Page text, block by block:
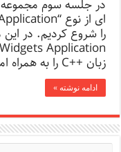
زبان ++C را به همراه امکان ایجاد …
ادامه نوشته »